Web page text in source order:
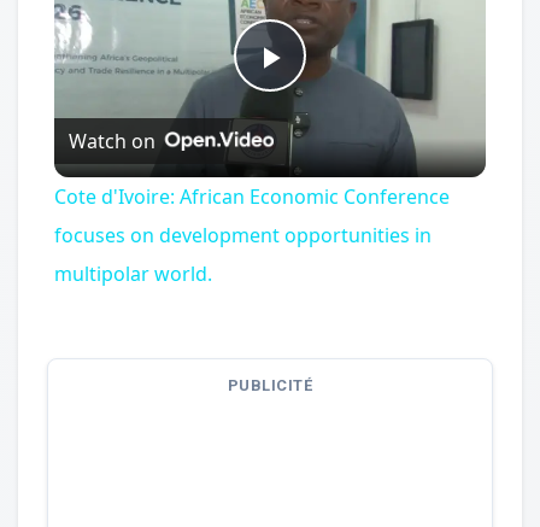
Play
Video
Watch on
Cote d'Ivoire: African Economic Conference
focuses on development opportunities in
multipolar world.
PUBLICITÉ